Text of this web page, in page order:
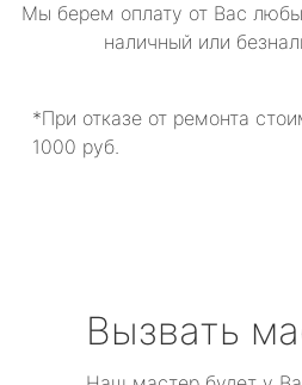
Мы берем оплату от Вас
наличный или
*При отказе от ремонта
1000 руб.
Вызвать